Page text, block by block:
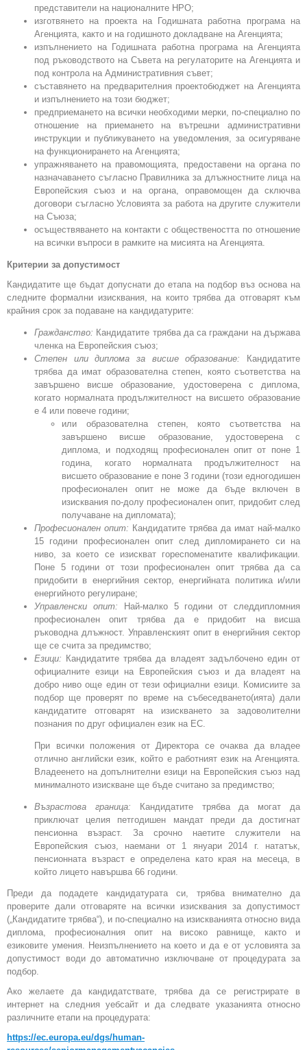
представители на националните НРО;
изготвянето на проекта на Годишната работна програма на
Агенцията, както и на годишното докладване на Агенцията;
изпълнението на Годишната работна програма на Агенцията
под ръководството на Съвета на регулаторите на Агенцията и
под контрола на Административния съвет;
съставянето на предварителния проектобюджет на Агенцията
и изпълнението на този бюджет;
предприемането на всички необходими мерки, по-специално по
отношение на приемането на вътрешни административни
инструкции и публикуването на уведомления, за осигуряване
на функционирането на Агенцията;
упражняването на правомощията, предоставени на органа по
назначаването съгласно Правилника за длъжностните лица на
Европейския съюз и на органа, оправомощен да сключва
договори съгласно Условията за работа на другите служители
на Съюза;
осъществяването на контакти с обществеността по отношение
на всички въпроси в рамките на мисията на Агенцията.
Критерии за допустимост
Кандидатите ще бъдат допуснати до етапа на подбор въз основа на
следните формални изисквания, на които трябва да отговарят към
крайния срок за подаване на кандидатурите:
Гражданство: Кандидатите трябва да са граждани на държава
членка на Европейския съюз;
Степен или диплома за висше образование: Кандидатите
трябва да имат образователна степен, която съответства на
завършено висше образование, удостоверена с диплома,
когато нормалната продължителност на висшето образование
е 4 или повече години;
или образователна степен, която съответства на
завършено висше образование, удостоверена с
диплома, и подходящ професионален опит от поне 1
година, когато нормалната продължителност на
висшето образование е поне 3 години (този едногодишен
професионален опит не може да бъде включен в
изисквания по-долу професионален опит, придобит след
получаване на дипломата);
Професионален опит: Кандидатите трябва да имат най-малко
15 години професионален опит след дипломирането си на
ниво, за което се изискват гореспоменатите квалификации.
Поне 5 години от този професионален опит трябва да са
придобити в енергийния сектор, енергийната политика и/или
енергийното регулиране;
Управленски опит: Най-малко 5 години от следдипломния
професионален опит трябва да е придобит на висша
ръководна длъжност. Управленският опит в енергийния сектор
ще се счита за предимство;
Езици: Кандидатите трябва да владеят задълбочено един от
официалните езици на Европейския съюз и да владеят на
добро ниво още един от тези официални езици. Комисиите за
подбор ще проверят по време на събеседването(ията) дали
кандидатите отговарят на изискването за задоволителни
познания по друг официален език на ЕС.
При всички положения от Директора се очаква да владее
отлично английски език, който е работният език на Агенцията.
Владеенето на допълнителни езици на Европейския съюз над
минималното изискване ще бъде считано за предимство;
Възрастова граница: Кандидатите трябва да могат да
приключат целия петгодишен мандат преди да достигнат
пенсионна възраст. За срочно наетите служители на
Европейския съюз, наемани от 1 януари 2014 г. нататък,
пенсионната възраст е определена като края на месеца, в
който лицето навършва 66 години.
Преди да подадете кандидатурата си, трябва внимателно да
проверите дали отговаряте на всички изисквания за допустимост
(„Кандидатите трябва“), и по-специално на изискванията относно вида
диплома, професионалния опит на високо равнище, както и
езиковите умения. Неизпълнението на което и да е от условията за
допустимост води до автоматично изключване от процедурата за
подбор.
Ако желаете да кандидатствате, трябва да се регистрирате в
интернет на следния уебсайт и да следвате указанията относно
различните етапи на процедурата:
https://ec.europa.eu/dgs/human-